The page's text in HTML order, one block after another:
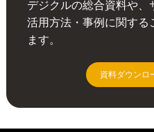
デジクルの総合資料や
活用方法・事例に関する
ます。
資料ダウンロ